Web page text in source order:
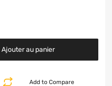
Ajouter au panier
Add to Compare